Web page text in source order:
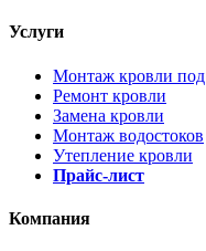
Услуги
Монтаж кровли
Ремонт кровли
Замена кровли
Монтаж водостоков
Утепление кровли
Прайс-лист
Компания